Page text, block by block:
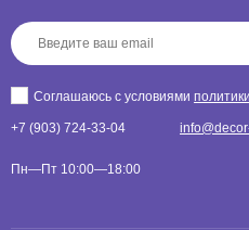
Соглашаюсь с условиями
+7 (903) 724-33-04
Пн—Пт 10:00—18:00